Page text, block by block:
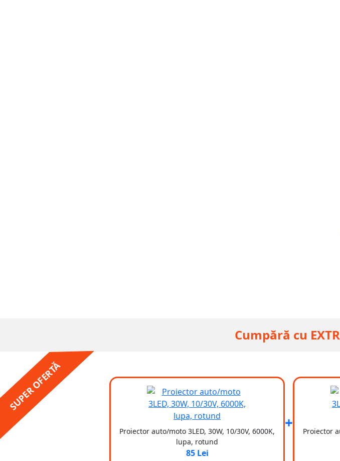
Cumpără cu
SUPER OFERTĂ
Proiector auto/moto 3LED, 30W, 10/30V, 6000K,
lupa, rotund
85 Lei
+
Proiector